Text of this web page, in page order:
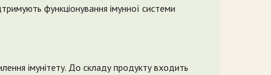
функціонування імунної системи
імунітету. До складу продукту входить